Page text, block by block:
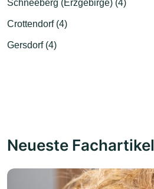
Schneeberg (Erzgebirge) (4)
Crottendorf (4)
Gersdorf (4)
Neueste Fachartikel